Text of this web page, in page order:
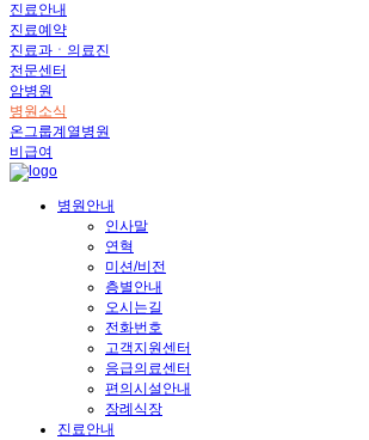
진료안내
진료예약
진료과ㆍ의료진
전문센터
암병원
병원소식
온그룹계열병원
비급여
병원안내
인사말
연혁
미션/비전
층별안내
오시는길
전화번호
고객지원센터
응급의료센터
편의시설안내
장례식장
진료안내